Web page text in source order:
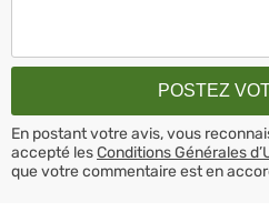
En postant votre avis, vous
accepté lesConditions Générales
que votre commentaire est en